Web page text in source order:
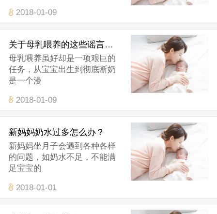
2018-01-09
关于母乳喂养的这些谣言不能相信
母乳喂养虽好却是一项艰巨的
任务，从宝宝出生到彻底断奶
是一个漫
2018-01-09
新妈妈奶水过多怎么办？
新妈妈坐月子会遇到各种各样
的问题，如奶水不足，不能满
足宝宝的
2018-01-01